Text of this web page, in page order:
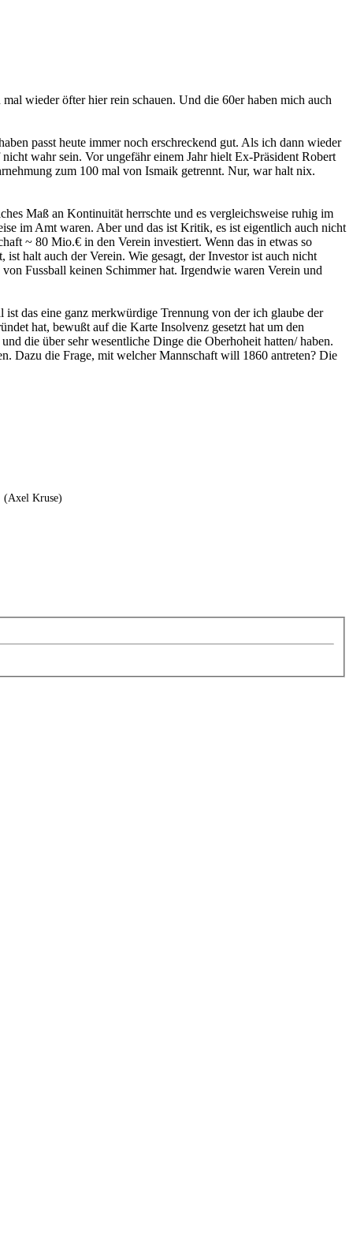
wieder öfter hier rein schauen. Und die 60er haben mich auch
passt heute immer noch erschreckend gut. Als ich dann wieder
wahr sein. Vor ungefähr einem Jahr hielt Ex-Präsident Robert
zum 100 mal von Ismaik getrennt. Nur, war halt nix.
Maß an Kontinuität herrschte und es vergleichsweise ruhig im
im Amt waren. Aber und das ist Kritik, es ist eigentlich auch nicht
~ 80 Mio.€ in den Verein investiert. Wenn das in etwas so
halt auch der Verein. Wie gesagt, der Investor ist auch nicht
Fussball keinen Schimmer hat. Irgendwie waren Verein und
das eine ganz merkwürdige Trennung von der ich glaube der
hat, bewußt auf die Karte Insolvenz gesetzt hat um den
die über sehr wesentliche Dinge die Oberhoheit hatten/ haben.
Dazu die Frage, mit welcher Mannschaft will 1860 antreten? Die
(Axel Kruse)